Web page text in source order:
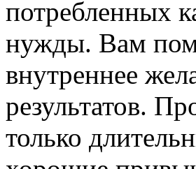
потребленных
нужды. Вам
внутреннее
результатов.
только